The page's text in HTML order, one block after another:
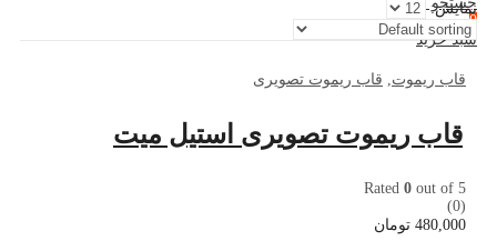
0
سبد خرید
نمایش:
قاب ریموت قاب ریموت تصویری
قاب ریموت تصویری استیل میت
Rated 0 out of 5
(0)
480,000 تومان